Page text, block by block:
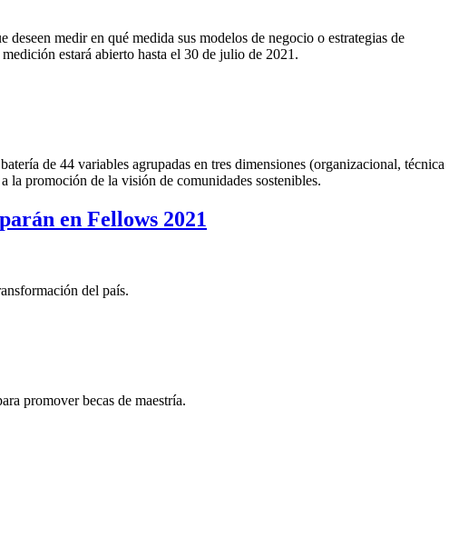
medir en qué medida sus modelos de negocio o estrategias de
estará abierto hasta el 30 de julio de 2021.
de 44 variables agrupadas en tres dimensiones (organizacional, técnica
la promoción de la visión de comunidades sostenibles.
en Fellows 2021
del país.
promover becas de maestría.